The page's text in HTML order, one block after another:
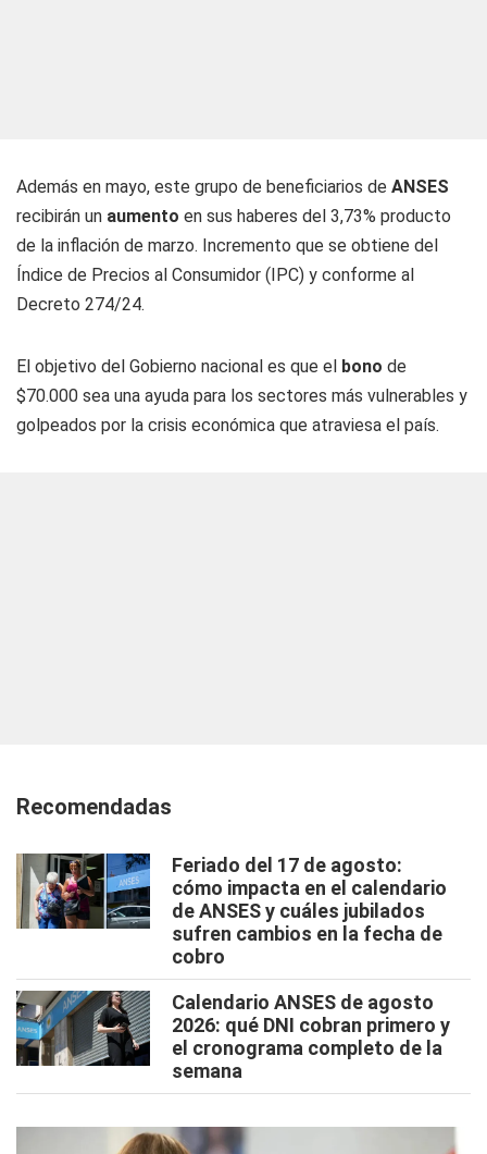
Además en mayo, este grupo de beneficiarios de ANSES
recibirán un aumento en sus haberes del 3,73% producto
de la inflación de marzo. Incremento que se obtiene del
Índice de Precios al Consumidor (IPC) y conforme al
Decreto 274/24.
El objetivo del Gobierno nacional es que el bono de
$70.000 sea una ayuda para los sectores más vulnerables y
golpeados por la crisis económica que atraviesa el país.
Recomendadas
Feriado del 17 de agosto:
cómo impacta en el calendario
de ANSES y cuáles jubilados
sufren cambios en la fecha de
cobro
Calendario ANSES de agosto
2026: qué DNI cobran primero y
el cronograma completo de la
semana